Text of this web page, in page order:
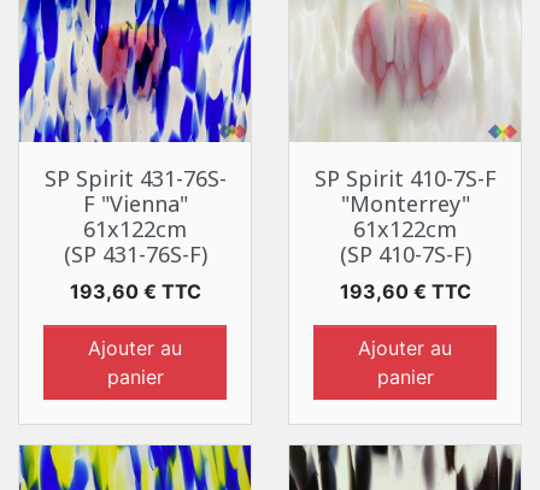
SP Spirit 431-76S-
F "Vienna"
61x122cm
(SP 431-76S-F)
Prix
193,60 € TTC
Ajouter au
panier
SP Spirit 410-7S-F
"Monterrey"
61x122cm
(SP 410-7S-F)
Prix
193,60 € TTC
Ajouter au
panier